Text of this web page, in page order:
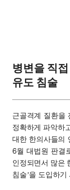
병변을 직
유도 침술
근골격계 질환을
정확하게 파악하
대한 한의사들의
6월 대법원 판결
인정되면서 많은
침술’을 도입하기